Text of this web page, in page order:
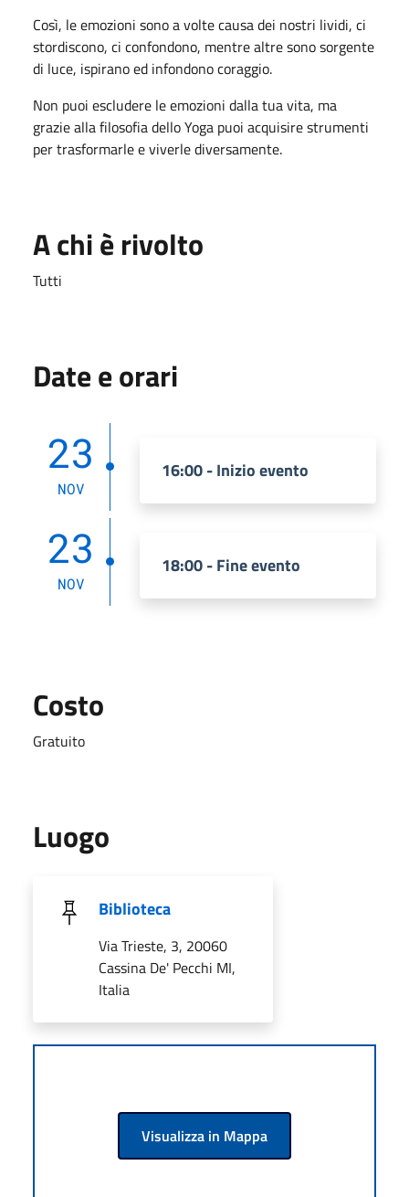
Così, le emozioni sono a volte causa dei nostri lividi, ci
stordiscono, ci confondono, mentre altre sono sorgente
di luce, ispirano ed infondono coraggio.
Non puoi escludere le emozioni dalla tua vita, ma
grazie alla filosofia dello Yoga puoi acquisire strumenti
per trasformarle e viverle diversamente.
A chi è rivolto
Tutti
Date e orari
23
NOV
16:00 - Inizio evento
23
NOV
18:00 - Fine evento
Costo
Gratuito
Luogo
Biblioteca
Via Trieste, 3, 20060
Cassina De' Pecchi MI,
Italia
Visualizza in Mappa